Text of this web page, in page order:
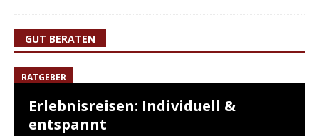
GUT BERATEN
RATGEBER
Erlebnisreisen: Individuell &
entspannt